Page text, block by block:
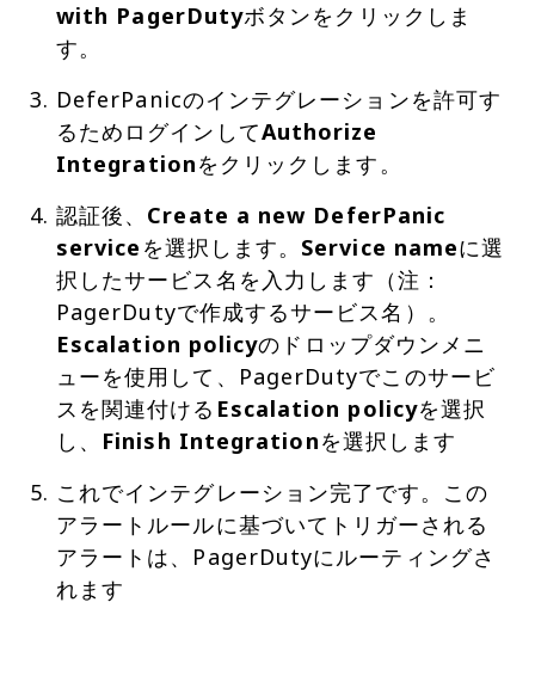
with PagerDutyボタンをクリックしま
す。
DeferPanicのインテグレーションを許可す
るためログインしてAuthorize
Integrationをクリックします。
認証後、 Create a new DeferPanic
service を選択します。 Service nameに選
択したサービス名を入力します（注：
PagerDutyで作成するサービス名）。
Escalation policyのドロップダウンメニ
ューを使用して、PagerDutyでこのサービ
スを関連付ける Escalation policyを選択
し、 Finish Integrationを選択します
これでインテグレーション完了です。この
アラートルールに基づいてトリガーされる
アラートは、PagerDutyにルーティングさ
れます